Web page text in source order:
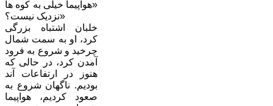
«هواپیما خیلی به کوه ها
نزدیک نیست؟»
خلبان اشتباه بزرگی
کرد، او به سمت شمال
چرخید و شروع به فرود
آمدن کرد، در حالی که
هنوز در ارتفاعات آند
بودیم. ناگهان شروع به
صعود کردیم، هواپیما